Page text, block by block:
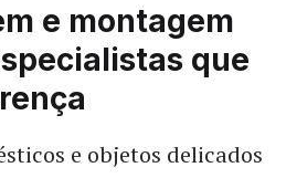
e montagem
que
e objetos delicados